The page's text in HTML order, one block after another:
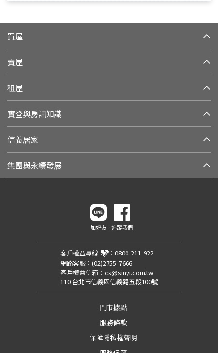
買屋
賣屋
租屋
實登與房訊知識
信義居家
集團與永續發展
加好友 追蹤我們
客戶權益專線 ： 0800-211-922
網路客服： (02)2755-7666
客戶權益信箱： cs@sinyi.com.tw
110 台北市信義區信義路五段100號
門市據點
服務條款
保障隱私權聲明